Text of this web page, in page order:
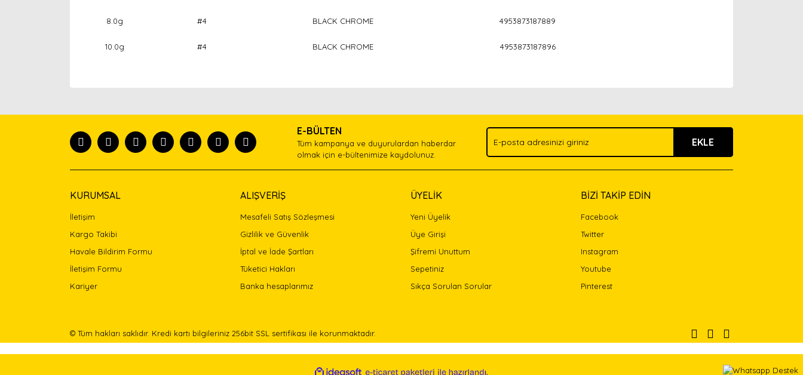
8.0g #4 BLACK CHROME 4953873187889
10.0g #4 BLACK CHROME 4953873187896
Ürün açıklamasında eksik bilgiler bulunuyor.
Bu ürüne benzer farklı alternatifler olmalı.
Gönder
E-BÜLTEN
Tüm kampanya ve duyurulardan haberdar
olmak için e-bültenimize kaydolunuz.
EKLE
KURUMSAL
İletişim
Kargo Takibi
Havale Bildirim Formu
İletişim Formu
Kariyer
ALIŞVERİŞ
Mesafeli Satış Sözleşmesi
Gizlilik ve Güvenlik
İptal ve İade Şartları
Tüketici Hakları
Banka hesaplarımız
ÜYELİK
Yeni Üyelik
Üye Girişi
Şifremi Unuttum
Sepetiniz
Sıkça Sorulan Sorular
BİZİ TAKİP EDİN
Facebook
Twitter
Instagram
Youtube
Pinterest
© Tüm hakları saklıdır. Kredi kartı bilgileriniz 256bit SSL sertifikası ile korunmaktadır.
ideasoft e-